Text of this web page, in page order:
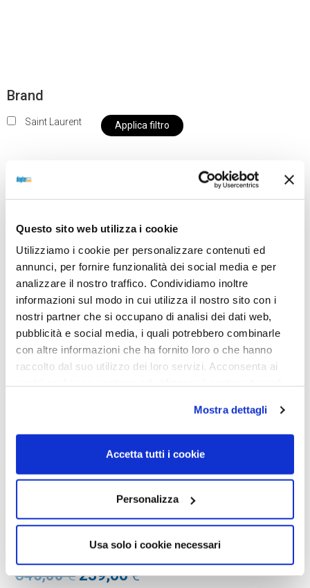
Questo sito web utilizza i cookie
Utilizziamo i cookie per personalizzare contenuti ed
annunci, per fornire funzionalità dei social media e per
analizzare il nostro traffico. Condividiamo inoltre
informazioni sul modo in cui utilizza il nostro sito con i
nostri partner che si occupano di analisi dei dati web,
pubblicità e social media, i quali potrebbero combinarle
con altre informazioni che ha fornito loro o che hanno
raccolto dal suo utilizzo dei loro servizi. Acconsenta ai
Mostra dettagli
Accetta tutti i cookie
Personalizza
Usa solo i cookie necessari
Brand
Saint Laurent Applica filtro
nostro negozio non saranno disponibili per la
da OTTICA DIOPTER
Showing the single result
OCCHIALI DA SOLE
OCCHIALE DA SOLE SAINT
LAURENT SL 214 KATE –
001 BLACK / NERO
345,00€ 239,00€